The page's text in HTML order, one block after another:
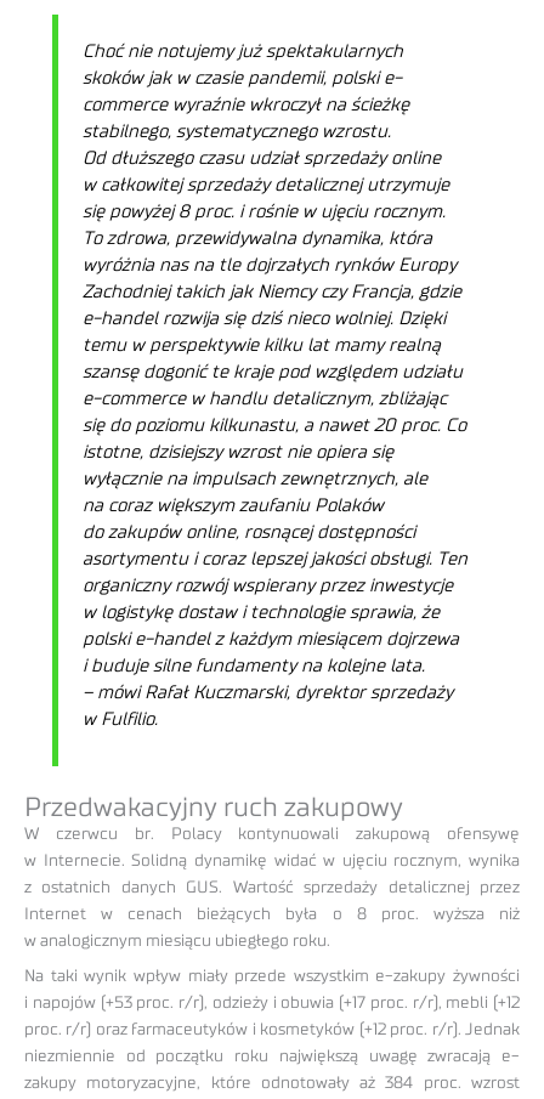
Choć nie notujemy już spektakularnych
skoków jak w czasie pandemii, polski e-
commerce wyraźnie wkroczył na ścieżkę
stabilnego, systematycznego wzrostu.
Od dłuższego czasu udział sprzedaży online
w całkowitej sprzedaży detalicznej utrzymuje
się powyżej 8 proc. i rośnie w ujęciu rocznym.
To zdrowa, przewidywalna dynamika, która
wyróżnia nas na tle dojrzałych rynków Europy
Zachodniej takich jak Niemcy czy Francja, gdzie
e-handel rozwija się dziś nieco wolniej. Dzięki
temu w perspektywie kilku lat mamy realną
szansę dogonić te kraje pod względem udziału
e-commerce w handlu detalicznym, zbliżając
się do poziomu kilkunastu, a nawet 20 proc. Co
istotne, dzisiejszy wzrost nie opiera się
wyłącznie na impulsach zewnętrznych, ale
na coraz większym zaufaniu Polaków
do zakupów online, rosnącej dostępności
asortymentu i coraz lepszej jakości obsługi. Ten
organiczny rozwój wspierany przez inwestycje
w logistykę dostaw i technologie sprawia, że
polski e-handel z każdym miesiącem dojrzewa
i buduje silne fundamenty na kolejne lata.
– mówi Rafał Kuczmarski, dyrektor sprzedaży
w Fulfilio.
Przedwakacyjny ruch zakupowy
W czerwcu br. Polacy kontynuowali zakupową ofensywę
w Internecie. Solidną dynamikę widać w ujęciu rocznym, wynika
z ostatnich danych GUS. Wartość sprzedaży detalicznej przez
Internet w cenach bieżących była o 8 proc. wyższa niż
w analogicznym miesiącu ubiegłego roku.
Na taki wynik wpływ miały przede wszystkim e-zakupy żywności
i napojów (+53 proc. r/r), odzieży i obuwia (+17 proc. r/r), mebli (+12
proc. r/r) oraz farmaceutyków i kosmetyków (+12 proc. r/r). Jednak
niezmiennie od początku roku największą uwagę zwracają e-
zakupy motoryzacyjne, które odnotowały aż 384 proc. wzrost